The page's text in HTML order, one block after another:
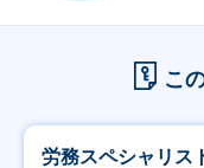
こ
労務スペシャリス